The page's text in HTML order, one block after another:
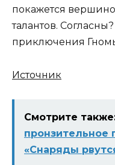
покажется
талантов.
приключения
Источник
Смотрите
пронзительное
«Снаряды